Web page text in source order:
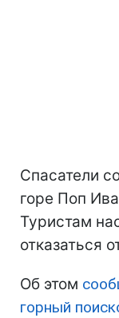
Спасатели
горе Поп
Туристам
отказаться
Об этом
горный